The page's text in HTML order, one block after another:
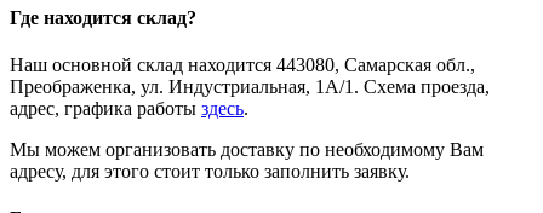
Где находится склад?
Наш основной склад находится 443080, Самарская обл.,
Преображенка, ул. Индустриальная, 1А/1. Схема проезда,
адрес, графика работы здесь.
Мы можем организовать доставку по необходимому Вам
адресу, для этого стоит только заполнить заявку.